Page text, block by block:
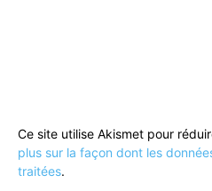
Ce site utilise Akismet pour
plus sur la façon dont les
traitées.